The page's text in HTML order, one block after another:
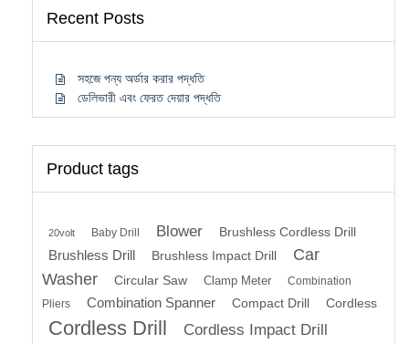
Recent Posts
সহজে পন্য অর্ডার করার পদ্ধতি
ডেলিভারী এবং ফেরত দেয়ার পদ্ধতি
Product tags
20volt Baby Drill Blower Brushless Cordless Drill
Brushless Drill Brushless Impact Drill
Car
Washer
Circular Saw Clamp Meter
Combination
Pliers
Combination Spanner Compact Drill Cordless
Cordless Drill Cordless Impact Drill